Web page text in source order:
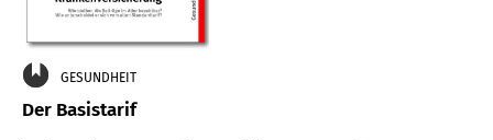
GESUNDHEIT
Der Basistarif